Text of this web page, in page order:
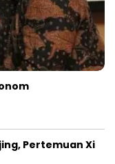
Pertemuan Xi